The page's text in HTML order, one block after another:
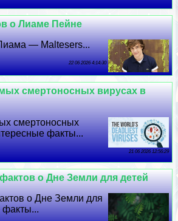
о Лиаме Пейне
— Maltesers...
22 06 2026 4:14:30
cмepтоносных вирусах в
cмepтоносных
факты...
21 06 2026 12:56:29
о Дне Земли для детей
о Дне Земли для
факты...